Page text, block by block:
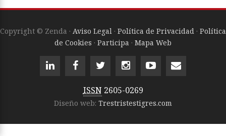
Copyright © Zenda · Aviso Legal · Política de Privacidad · Política
de Cookies · Participa · Mapa Web
ISSN 2605-0269
Diseño web: Trestristestigres.com